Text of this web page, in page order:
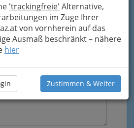
'trackingfreie' Alternative,
im Zuge Ihrer
von vornherein auf das
Ausmaß beschränkt – nähere
hier
Zustimmen & Weiter